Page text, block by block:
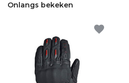
Onlangs bekeken